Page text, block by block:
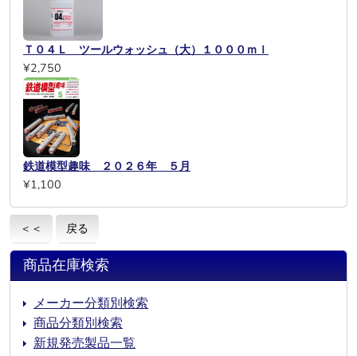
Ｔ０４Ｌ ツールウォッシュ（大）１０００ｍｌ
¥2,750
鉄道模型趣味 ２０２６年 ５月
¥1,100
＜＜ 戻る
商品在庫検索
メーカー分類別検索
商品分類別検索
新規発売製品一覧